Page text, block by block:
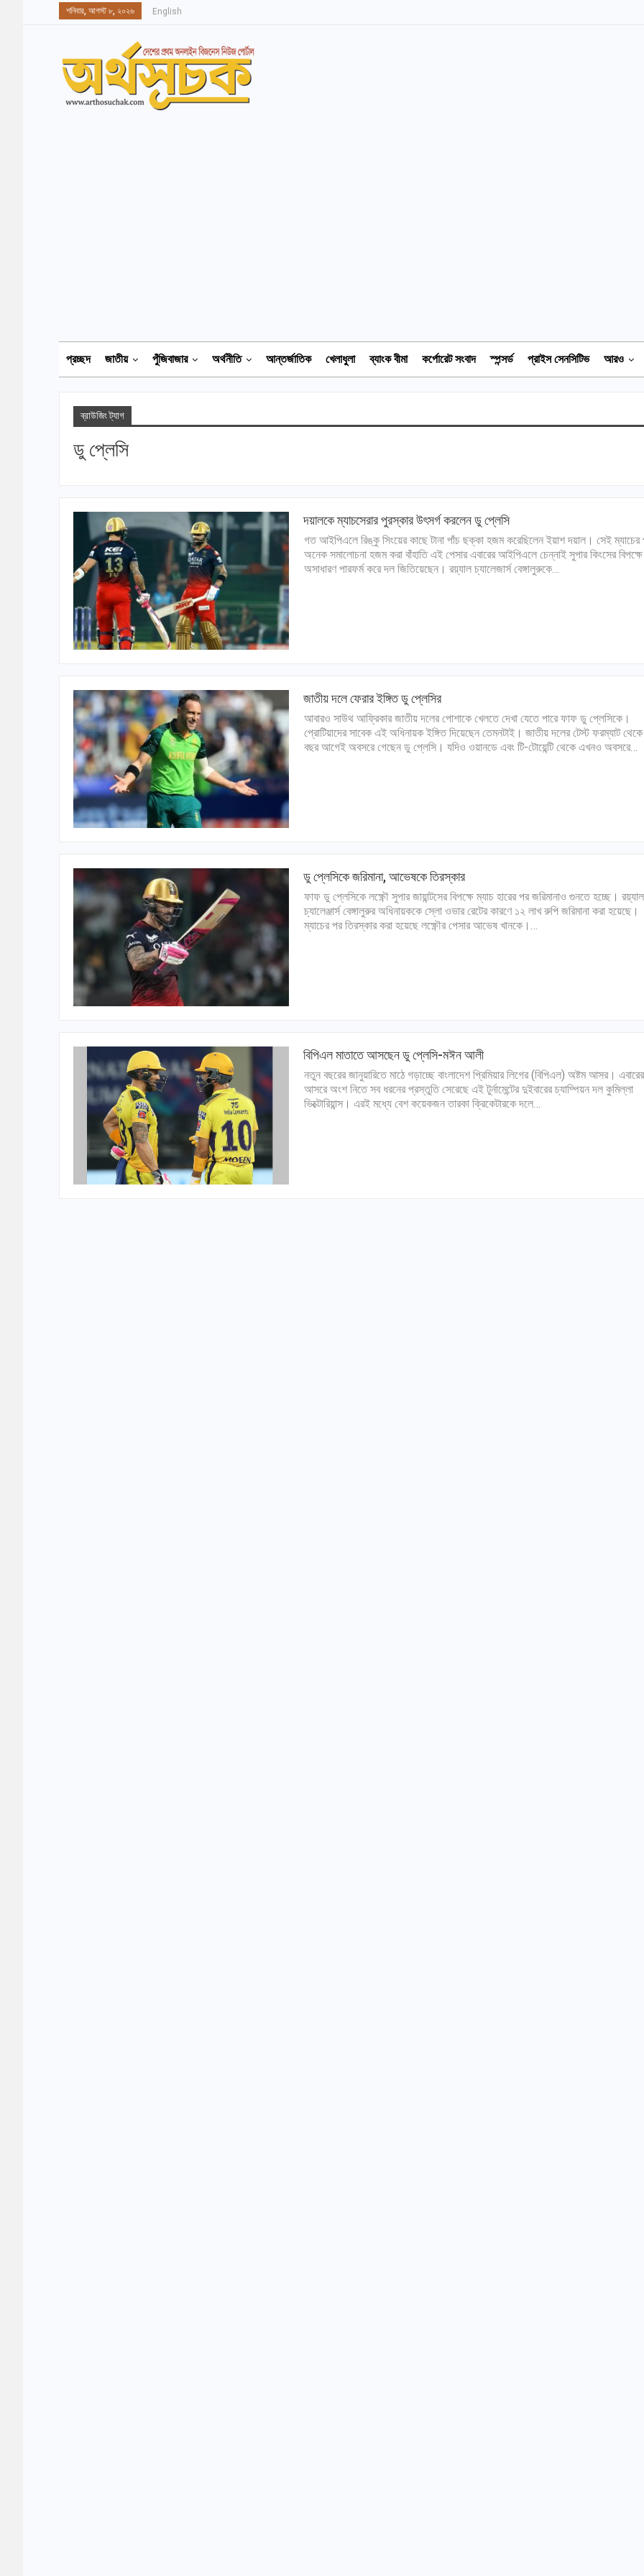
শনিবার, আগস্ট ৮, ২০২৬ English
প্রচ্ছদ জাতীয় পুঁজিবাজার অর্থনীতি আন্তর্জাতিক খেলাধুলা ব্যাংক বীমা কর্পোরেট সংবাদ স্পন্সর্ড প্রাইস সেনসিটিভ আরও
ব্রাউজিং ট্যাগ
ডু প্লেসি
দয়ালকে ম্যাচসেরার পুরস্কার উৎসর্গ করলেন ডু প্লেসি
গত আইপিএলে রিঙ্কু সিংয়ের কাছে টানা পাঁচ ছক্কা হজম করেছিলেন ইয়াশ দয়াল। সেই ম্যাচের
অনেক সমালোচনা হজম করা বাঁহাতি এই পেসার এবারের আইপিএলে চেন্নাই সুপার কিংসের বিপক্ষে
অসাধারণ পারফর্ম করে দল জিতিয়েছেন। রয়্যাল চ্যালেজার্স বেঙ্গালুরুকে…
জাতীয় দলে ফেরার ইঙ্গিত ডু প্লেসির
আবারও সাউথ আফ্রিকার জাতীয় দলের পোশাকে খেলতে দেখা যেতে পারে ফাফ ডু প্লেসিকে।
প্রোটিয়াদের সাবেক এই অধিনায়ক ইঙ্গিত দিয়েছেন তেমনটাই। জাতীয় দলের টেস্ট ফরম্যাট
বছর আগেই অবসরে গেছেন ডু প্লেসি। যদিও ওয়ানডে এবং টি-টোয়েন্টি থেকে এখনও অবসরে…
ডু প্লেসিকে জরিমানা, আভেষকে তিরস্কার
ফাফ ডু প্লেসিকে লক্ষ্ণৌ সুপার জায়ান্টসের বিপক্ষে ম্যাচ হারের পর জরিমানাও গুনতে হচ্ছে। রয়্যাল
চ্যালেঞ্জার্স বেঙ্গালুরুর অধিনায়ককে স্লো ওভার রেটের কারণে ১২ লাখ রুপি জরিমানা করা হয়েছে।
ম্যাচের পর তিরস্কার করা হয়েছে লক্ষ্ণৌর পেসার আভেষ খানকে।…
বিপিএল মাতাতে আসছেন ডু প্লেসি-মঈন আলী
নতুন বছরের জানুয়ারিতে মাঠে গড়াচ্ছে বাংলাদেশ প্রিমিয়ার লিগের (বিপিএল) অষ্টম আসর। এবারের
আসরে অংশ নিতে সব ধরনের প্রস্তুতি সেরেছে এই টুর্নামেন্টের দুইবারের চ্যাম্পিয়ন দল কুমিল্লা
ভিক্টোরিয়ান্স। এরই মধ্যে বেশ কয়েকজন তারকা ক্রিকেটারকে দলে…